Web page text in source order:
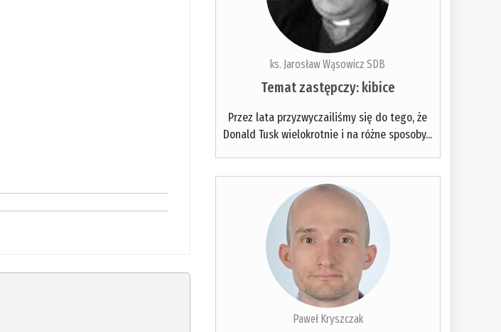
ks. Jarosław Wąsowicz SDB
Temat zastępczy: kibice
Przez lata przyzwyczailiśmy się do tego, że
Donald Tusk wielokrotnie i na różne sposoby...
Paweł Kryszczak